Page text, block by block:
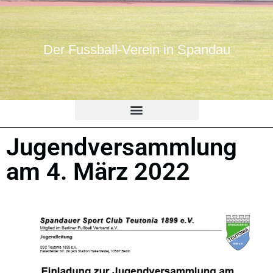
Der Fussball-Verein in Spandau
Jugendversammlung
am 4. März 2022